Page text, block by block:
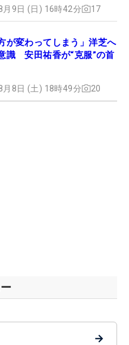
月9日 (日) 16時42分 17
が変わってしまう」洋芝へ
識 安田祐香が“克服”の首
月8日 (土) 18時49分 20
→